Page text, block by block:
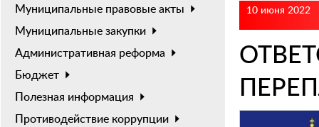
Муниципальные правовые акты
Муниципальные закупки
Административная реформа
Бюджет
Полезная информация
Противодействие коррупции
10 июня 2022